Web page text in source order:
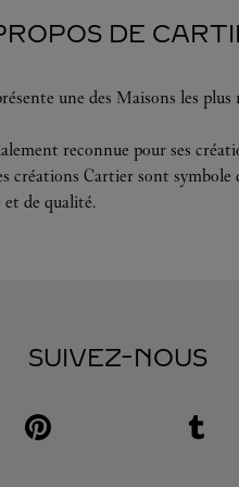
DE
une des Maisons les plus
reconnue pour ses
créations Cartier sont symbole
et de qualité.
SUIVEZ-NOUS
Visit us on Pinterest
Link Opens in New Tab Visit us
Link